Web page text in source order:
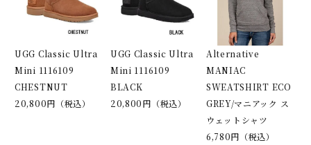
UGG Classic Ultra
Mini 1116109
CHESTNUT
20,800円（税込）
UGG Classic Ultra
Mini 1116109
BLACK
20,800円（税込）
Alternative
MANIAC
SWEATSHIRT ECO
GREY/マニアック ス
ウェットシャツ
6,780円（税込）